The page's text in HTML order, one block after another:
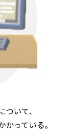
いて、
っている。